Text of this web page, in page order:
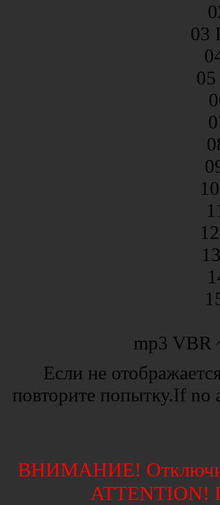
03
mp3 VBR
Если не
повторите попытку.If
ВНИМАНИЕ!
ATTENTION!